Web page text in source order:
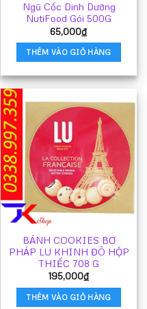
Ngũ Cốc Dinh Dưỡng
NutiFood Gói 500G
65,000₫
THÊM VÀO GIỎ HÀNG
BÁNH COOKIES BƠ
PHÁP LU KHINH ĐÔ HỘP
THIẾC 708 G
195,000₫
THÊM VÀO GIỎ HÀNG